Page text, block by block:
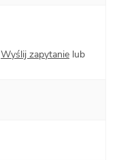
Wyślij zapytanie lub